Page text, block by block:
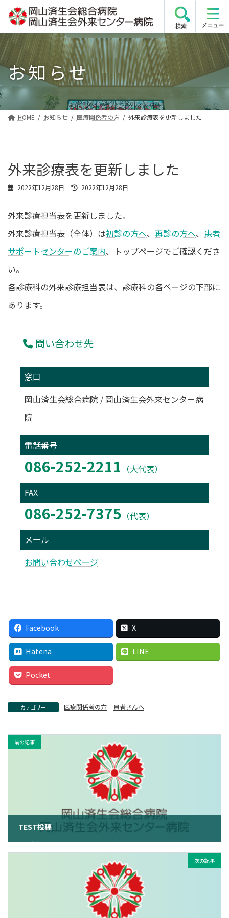
テ
ン
ツ
へ
キ
ッ
ゲ
ー
シ
ョ
に
移
お知らせ
HOME お知らせ 医療関係者の方 外来診療表を更新しました
外来診療表を更新しました
2022年12月28日
最
新
時
2022年12月28日
外来診療担当表を更新しました。
外来診療担当表（全体）は初診の方へ、 再診の方へ、 患者
サポートセンターのご案内、トップページでご確認くださ
い。
各診療科の外来診療担当表は、診療科の各ページの下部に
あります。
問い合わせ先
窓口
岡山済生会総合病院 / 岡山済生会外来センター病
院
電話番号
086-252-2211 （大代表）
FAX
086-252-7375 （代表）
メール
お問い合わせページ
Facebook X
Hatena LINE
Pocket
カテゴリー 医療関係者の方 患者さんへ
前の記事
TEST投稿
2022年12月27日
次の記事
検索